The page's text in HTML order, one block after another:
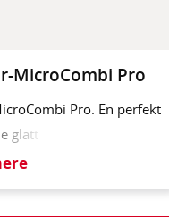
MicroCombi Pro
Pro. En perfekt
glatt